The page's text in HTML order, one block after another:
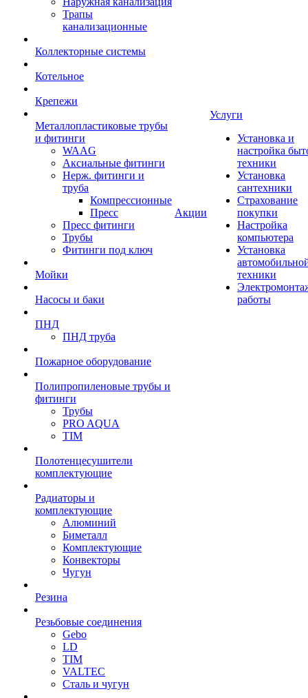
Трапы
канализационные
Коллекторные системы
Котельное
Крепежи
Металлопластиковые трубы
и фитинги
WAAG
Аксиальные фитинги
Нерж. фитинги и
труба
Компрессионные
Пресс
Пресс фитинги
Трубы
Фитинги под ключ
Мойки
Насосы и баки
ПНД
ПНД труба
Пожарное оборудование
Полипропиленовые трубы и
фитинги
Трубы
PRO AQUA
TIM
Полотенцесушители
комплектующие
Радиаторы и
комплектующие
Алюминий
Биметалл
Комплектующие
Конвекторы
Чугун
Резина
Резьбовые соединения
Gebo
LD
TIM
VALTEC
Сталь и чугун
Акции
Услуги
Установка и
настройка
техники
Установка
сантехники
Страхование
покупки
Настройка
компьютера
Установка
техники
работы